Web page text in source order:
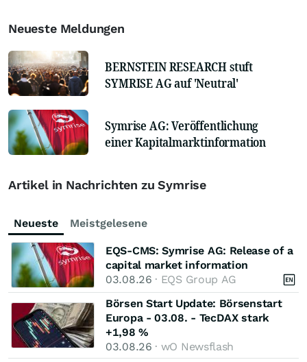
Neueste Meldungen
BERNSTEIN RESEARCH stuft
SYMRISE AG auf 'Neutral'
Symrise AG: Veröffentlichung
einer Kapitalmarktinformation
Artikel in Nachrichten zu Symrise
Neueste Meistgelesene
EQS-CMS: Symrise AG: Release of a
capital market information
03.08.26 · EQS Group AG
Börsen Start Update: Börsenstart
Europa - 03.08. - TecDAX stark
+1,98 %
03.08.26 · wO Newsflash